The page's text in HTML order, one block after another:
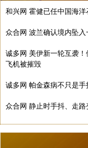
和兴网 霍健已任中国海
众合网 波兰确认境内坠
诚多网 美伊新一轮互袭
飞机被摧毁
诚多网 帕金森病不只是
众合网 静止时手抖、走